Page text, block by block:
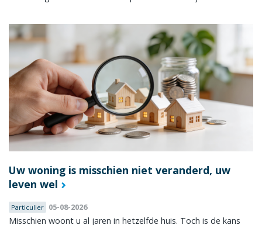
Uw woning is misschien niet veranderd, uw
leven wel
Particulier 05-08-2026
Misschien woont u al jaren in hetzelfde huis. Toch is de kans